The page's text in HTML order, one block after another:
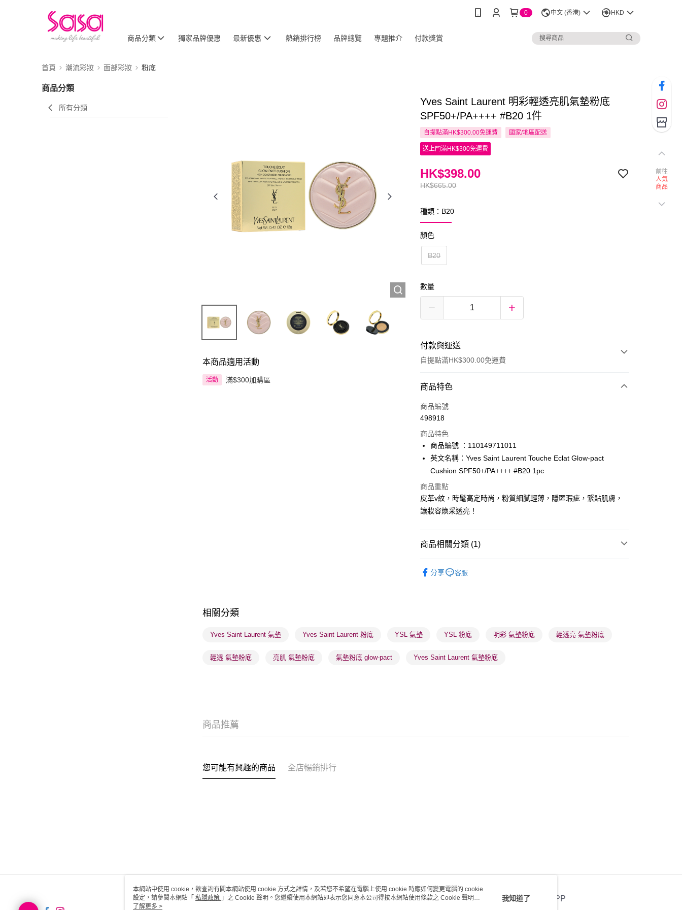
0 中文 (香港) HKD
商品分類 獨家品牌優惠 最新優惠 熱銷排行榜 品牌總覽 專題推介 付款獎賞
首頁 潮流彩妝 面部彩妝 粉底
商品分類
所有分類
本商品適用活動
活動 滿$300加購區
Yves Saint Laurent 明彩輕透亮肌氣墊粉底
SPF50+/PA++++ #B20 1件
自提點滿HK$300.00免運費 國家/地區配送
送上門滿HK$300免運費
HK$665.00
HK$398.00
種類：B20
顏色
B20
數量
付款與運送
自提點滿HK$300.00免運費
付款方式
信用卡
AlipayHK
PayMe
BoC Pay
順豐自助櫃 - 確認發貨後1-3個工作天送達
(香港門市) 只顯示可選門市。確認發貨後2-5個工作天到店，3天內
商品特色
商品編號
498918
商品特色
商品編號 ：110149711011
英文名稱：Yves Saint Laurent Touche Eclat Glow-pact
Cushion SPF50+/PA++++ #B20 1pc
商品重點
皮革v紋，時髦高定時尚，粉質細膩輕薄，隱匿瑕疵，緊貼肌膚，
讓妝容煥采透亮！
商品相關分類 (1)
分享
客服
相關分類
Yves Saint Laurent 氣墊 Yves Saint Laurent 粉底 YSL 氣墊 YSL 粉底 明彩 氣墊粉底 輕透亮 氣墊粉底
輕透 氣墊粉底 亮肌 氣墊粉底 氣墊粉底 glow-pact Yves Saint Laurent 氣墊粉底
商品推薦
您可能有興趣的商品 全店暢銷排行
關於我們 客戶服務 官方APP
前往
人氣
商品
本網站中使用 cookie，欲查詢有關本網站使用 cookie 方式之詳情，及若您不希望在電腦上使用 cookie 時應如何變更電腦的 cookie
設定，請參閱本網站「 私隱政策 」之 Cookie 聲明。您繼續使用本網站即表示您同意本公司得按本網站使用條款之 Cookie 聲明使
用 cookie。
了解更多 >
我知道了